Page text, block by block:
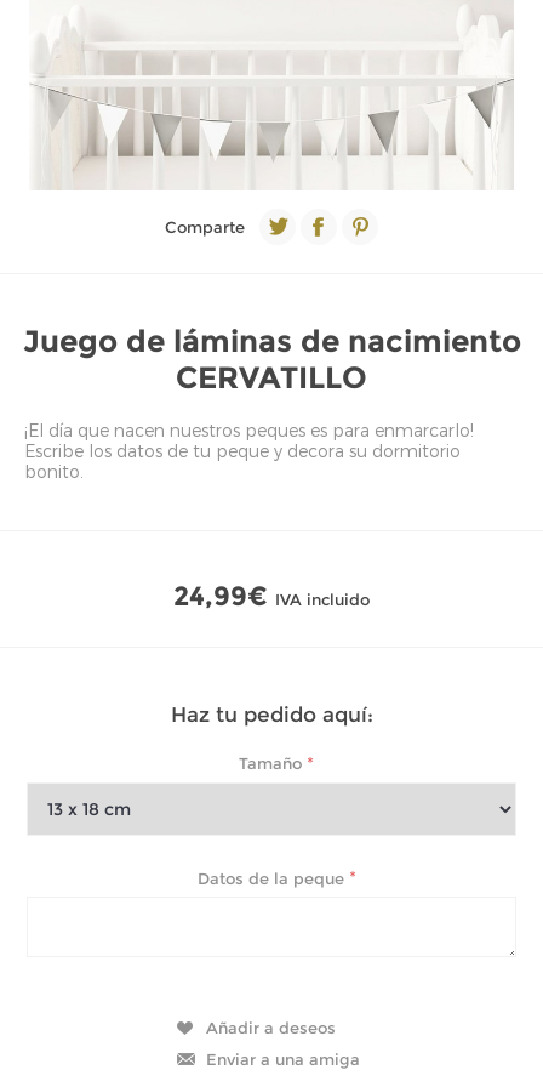
Comparte
Juego de láminas de nacimiento
CERVATILLO
¡El día que nacen nuestros peques es para enmarcarlo!
Escribe los datos de tu peque y decora su dormitorio
bonito.
24,99€ IVA incluido
Haz tu pedido aquí:
Tamaño *
Datos de la peque *